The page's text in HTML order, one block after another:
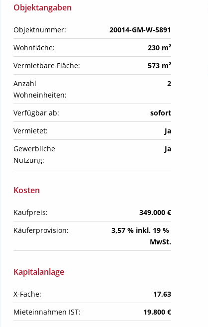
Objektangaben
Objektnummer:
20014-GM-W-5891
Wohnfläche:
230 m²
Vermietbare Fläche:
573 m²
Anzahl
Wohneinheiten:
2
Verfügbar ab:
sofort
Vermietet:
Ja
Gewerbliche
Nutzung:
Ja
Kosten
Kaufpreis:
349.000 €
Käuferprovision:
3,57 % inkl. 19 %
MwSt.
Kapitalanlage
X-Fache:
17,63
Mieteinnahmen IST:
19.800 €